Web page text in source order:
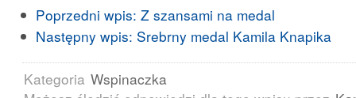
Poprzedni wpis: Z szansami na medal
Następny wpis: Srebrny medal Kamila Knapika
Kategoria Wspinaczka